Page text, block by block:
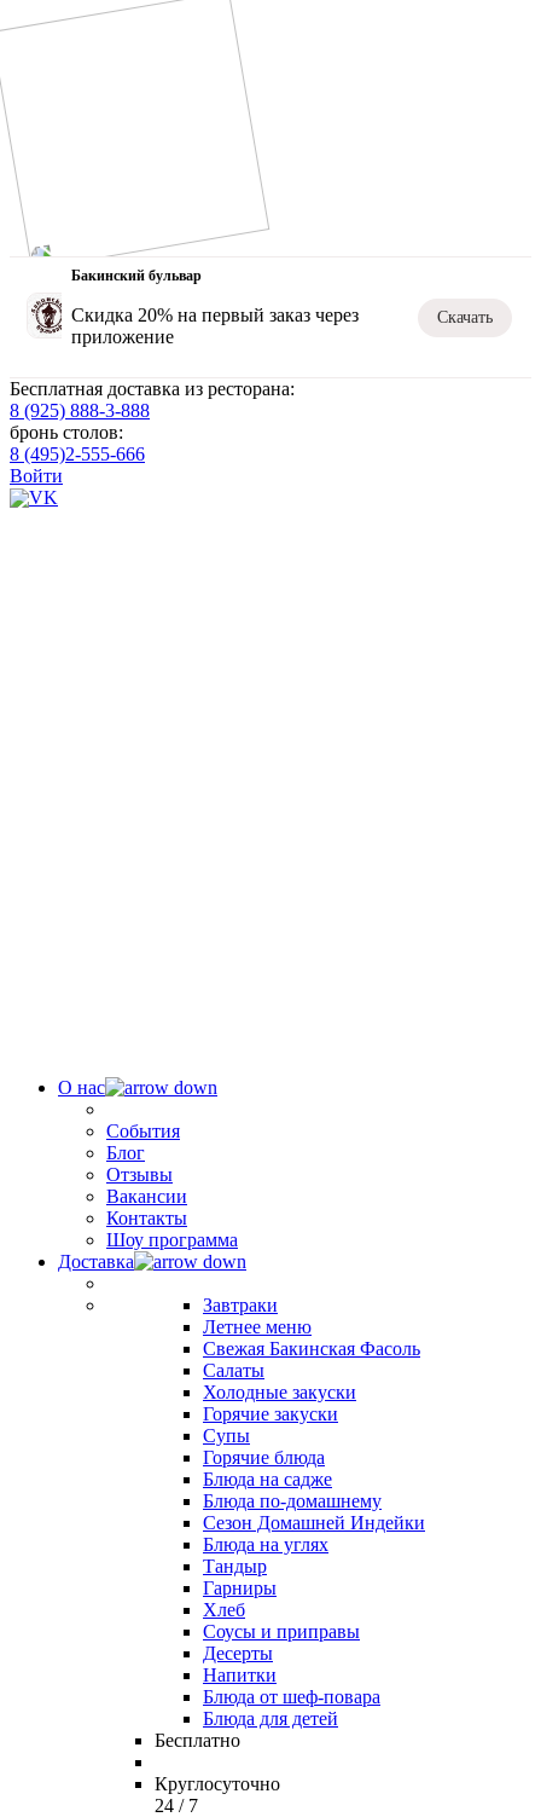
Бакинский бульвар
Скидка 20% на первый заказ через
приложение
Скачать
Бесплатная доставка из ресторана:
8 (925) 888-3-888
бронь столов:
8 (495)2-555-666
Войти
О нас
События
Блог
Отзывы
Вакансии
Контакты
Шоу программа
Доставка
Завтраки
Летнее меню
Свежая Бакинская Фасоль
Салаты
Холодные закуски
Горячие закуски
Супы
Горячие блюда
Блюда на садже
Блюда по-домашнему
Сезон Домашней Индейки
Блюда на углях
Тандыр
Гарниры
Хлеб
Соусы и приправы
Десерты
Напитки
Блюда от шеф-повара
Блюда для детей
Бесплатно
Круглосуточно
24 / 7